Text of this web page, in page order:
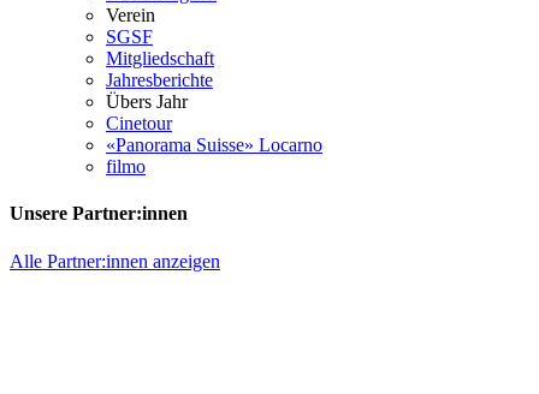
Verein
SGSF
Mitgliedschaft
Jahresberichte
Übers Jahr
Cinetour
«Panorama Suisse» Locarno
filmo
Unsere Partner:innen
Alle Partner:innen anzeigen